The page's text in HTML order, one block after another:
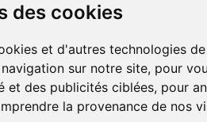
des cookies
et d'autres technologies
sur notre site, pour
et des publicités ciblées, pour
la provenance de nos